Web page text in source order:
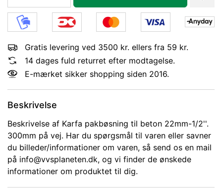
Gratis levering ved 3500 kr. ellers fra 59 kr.
14 dages fuld returret efter modtagelse.
E-mærket sikker shopping siden 2016.
Beskrivelse
Beskrivelse af Karfa pakbøsning til beton 22mm-1/2''.
300mm på vej. Har du spørgsmål til varen eller savner
du billeder/informationer om varen, så send os en mail
på info@vvsplaneten.dk, og vi finder de ønskede
informationer om produktet til dig.